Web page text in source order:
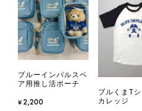
ブルーインパルスベ
ア用推し活ポーチ
¥2,200
ブルくまT
カレッジ